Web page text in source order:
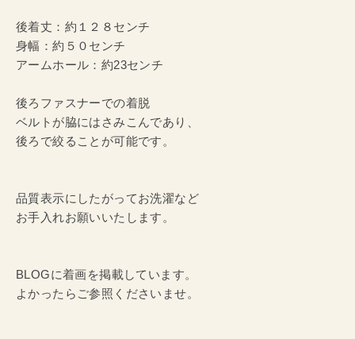
後着丈：約１２８センチ
身幅：約５０センチ
アームホール：約23センチ
後ろファスナーでの着脱
ベルトが脇にはさみこんであり、
後ろで絞ることが可能です。
品質表示にしたがってお洗濯など
お手入れお願いいたします。
BLOGに着画を掲載しています。
よかったらご参照くださいませ。